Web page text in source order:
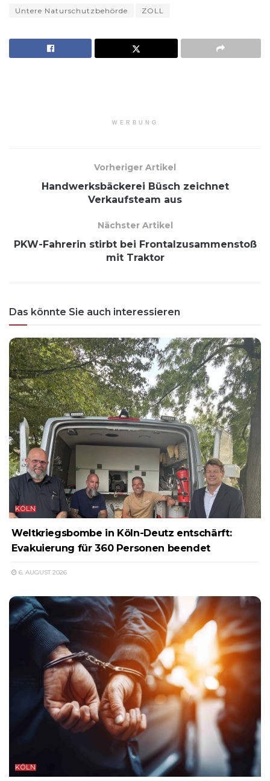
Untere Naturschutzbehörde ZOLL
WERBUNG
Vorheriger Artikel
Handwerksbäckerei Büsch zeichnet
Verkaufsteam aus
Nächster Artikel
PKW-Fahrerin stirbt bei Frontalzusammenstoß
mit Traktor
Das könnte Sie auch interessieren
KÖLN
Weltkriegsbombe in Köln-Deutz entschärft:
Evakuierung für 360 Personen beendet
6. AUGUST 2026
KÖLN